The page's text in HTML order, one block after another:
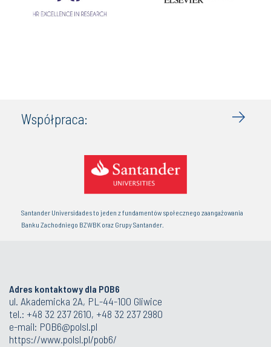
Współpraca:
Santander Universidades to jeden z fundamentów społecznego zaangażowania
Banku Zachodniego BZWBK oraz Grupy Santander.
Adres kontaktowy dla POB6
ul. Akademicka 2A, PL-44-100 Gliwice
tel.: +48 32 237 2610, +48 32 237 2980
e-mail: POB6@polsl.pl
https://www.polsl.pl/pob6/